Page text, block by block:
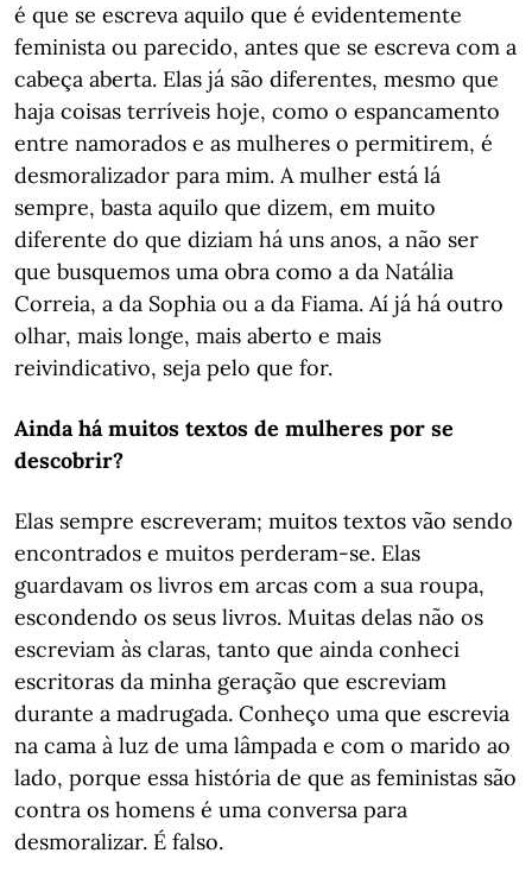
é que se escreva aquilo que é evidentemente
feminista ou parecido, antes que se escreva com a
cabeça aberta. Elas já são diferentes, mesmo que
haja coisas terríveis hoje, como o espancamento
entre namorados e as mulheres o permitirem, é
desmoralizador para mim. A mulher está lá
sempre, basta aquilo que dizem, em muito
diferente do que diziam há uns anos, a não ser
que busquemos uma obra como a da Natália
Correia, a da Sophia ou a da Fiama. Aí já há outro
olhar, mais longe, mais aberto e mais
reivindicativo, seja pelo que for.
Ainda há muitos textos de mulheres por se
descobrir?
Elas sempre escreveram; muitos textos vão sendo
encontrados e muitos perderam-se. Elas
guardavam os livros em arcas com a sua roupa,
escondendo os seus livros. Muitas delas não os
escreviam às claras, tanto que ainda conheci
escritoras da minha geração que escreviam
durante a madrugada. Conheço uma que escrevia
na cama à luz de uma lâmpada e com o marido ao
lado, porque essa história de que as feministas são
contra os homens é uma conversa para
desmoralizar. É falso.